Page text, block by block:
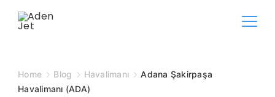
Home Blog Havalimanı
Adana Şakirpaşa
Havalimanı (ADA)